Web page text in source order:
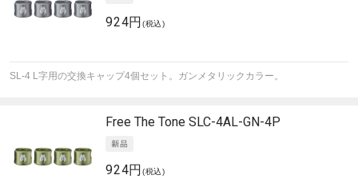
924円(税込)
SL-4 L字用の交換キャップ4個セット。ガンメタリックカラー。
Free The Tone SLC-4AL-GN-4P
924円(税込)